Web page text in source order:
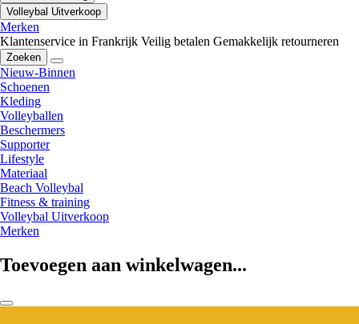
Volleybal Uitverkoop
Merken
Klantenservice in Frankrijk Veilig betalen Gemakkelijk retourneren
Zoeken
Nieuw-Binnen
Schoenen
Kleding
Volleyballen
Beschermers
Supporter
Lifestyle
Materiaal
Beach Volleybal
Fitness & training
Volleybal Uitverkoop
Merken
Toevoegen aan winkelwagen...